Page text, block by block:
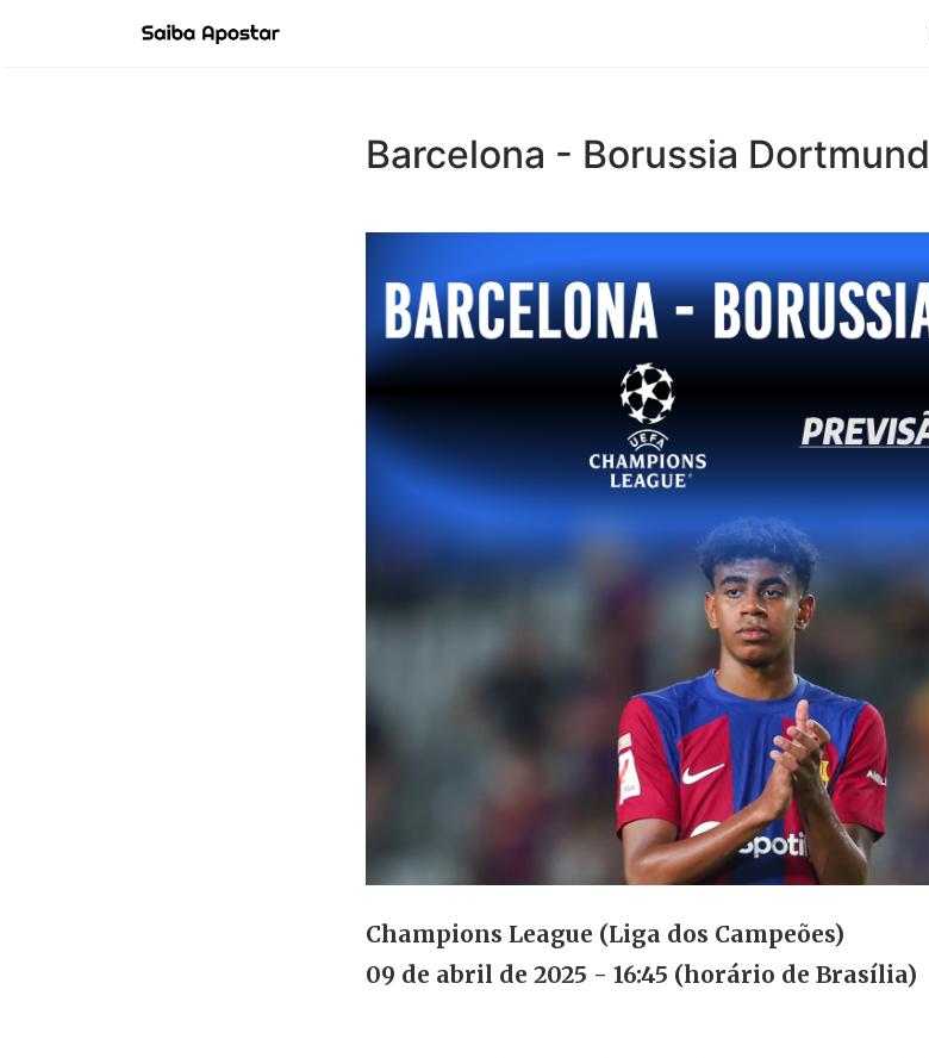
Barcelona - Borussia Dortmund
Champions League (Liga dos Campeões)
09 de abril de 2025 - 16:45 (horário de Brasília)